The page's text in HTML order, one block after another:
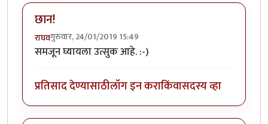
छान!
राघवगुरुवार, 24/01/2019 15:49
समजून घ्यायला उत्सुक आहे. :-)
प्रतिसाद देण्यासाठीलॉग इन कराकिंवासदस्य व्हा